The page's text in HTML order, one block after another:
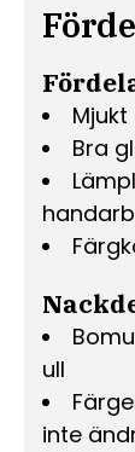
Bra
ull
inte